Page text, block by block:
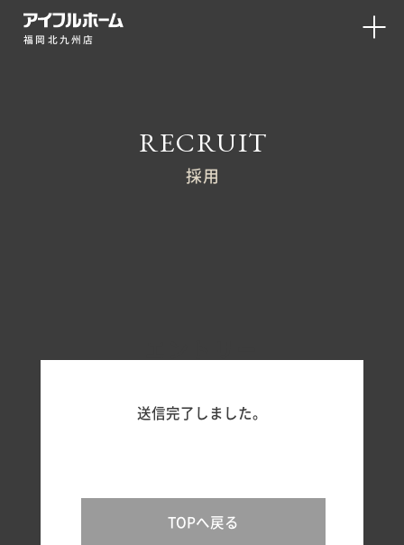
福岡北九州店
RECRUIT
採用
送信完了しました。
TOPへ戻る